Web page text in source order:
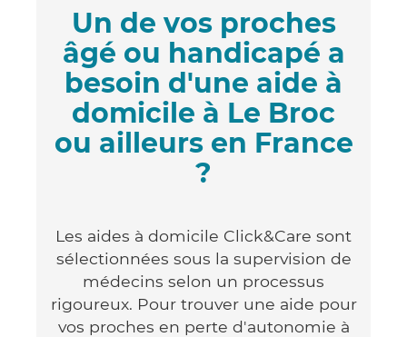
Un de vos proches
âgé ou handicapé a
besoin d'une aide à
domicile à Le Broc
ou ailleurs en France
?
Les aides à domicile Click&Care sont
sélectionnées sous la supervision de
médecins selon un processus
rigoureux. Pour trouver une aide pour
vos proches en perte d'autonomie à